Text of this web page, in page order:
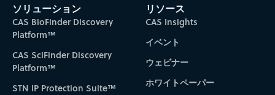
ソリューション
CAS BioFinder Discovery
Platform™
CAS SciFinder Discovery
Platform™
STN IP Protection Suite™
リソース
CAS Insights
イベント
ウェビナー
ホワイトペーパー